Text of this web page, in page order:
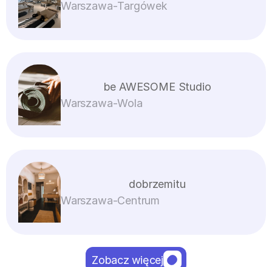
Targówek
Warszawa-
be AWESOME Studio
Wola
Warszawa-
dobrzemitu
Centrum
Warszawa-
Zobacz więcej